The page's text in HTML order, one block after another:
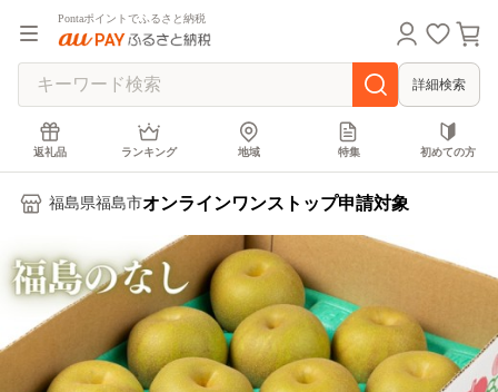
Pontaポイントでふるさと納税
詳細検索
返礼品 ランキング 地域 特集 初めての方
福島県福島市オンラインワンストップ申請対象